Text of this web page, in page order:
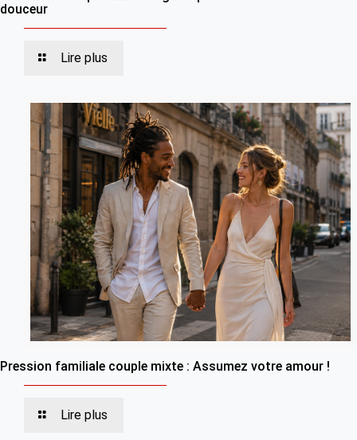
douceur
Lire plus
Pression familiale couple mixte : Assumez votre amour !
Lire plus